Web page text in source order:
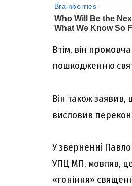
Втім, він
пошкодженню
Він також
висловив
У зверненні
УПЦ МП, мовляв,
«гоніння»